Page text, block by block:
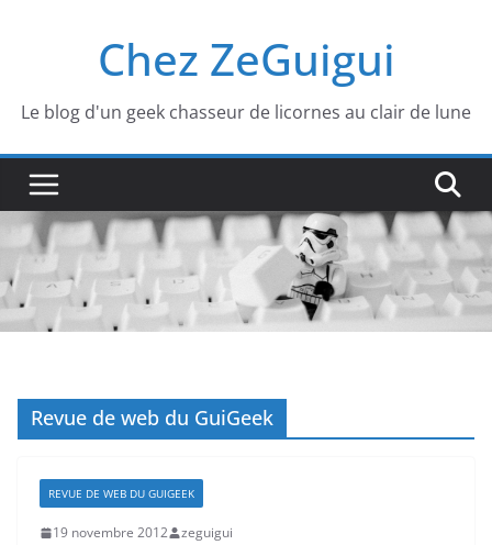
Chez ZeGuigui
Le blog d'un geek chasseur de licornes au clair de lune
Revue de web du GuiGeek
REVUE DE WEB DU GUIGEEK
19 novembre 2012 zeguigui